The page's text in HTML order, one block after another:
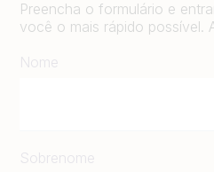
Preencha o formulário e
você o mais rápido possível.
Nome
Sobrenome